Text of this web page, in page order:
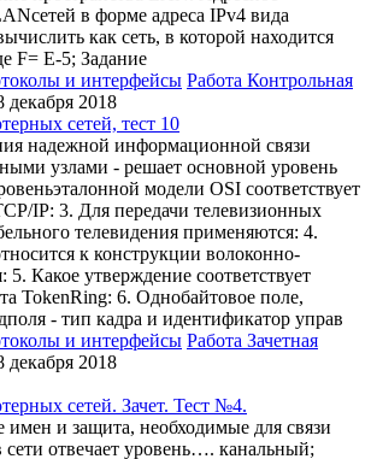
в форме адреса IPv4 вида
как сеть, в которой находится
F= Е-5; Задание
и интерфейсы Работа Контрольная
декабря 2018
сетей, тест 10
надежной информационной связи
узлами - решает основной уровень
модели OSI соответствует
IP: 3. Для передачи телевизионных
телевидения применяются: 4.
к конструкции волоконно-
5. Какое утверждение соответствует
TokenRing: 6. Однобайтовое поле,
- тип кадра и идентификатор управ
и интерфейсы Работа Зачетная
декабря 2018
сетей. Зачет. Тест №4.
имен и защита, необходимые для связи
отвечает уровень…. канальный;